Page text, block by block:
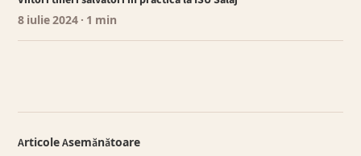
8 iulie 2024 · 1 min
Articole Asemănătoare